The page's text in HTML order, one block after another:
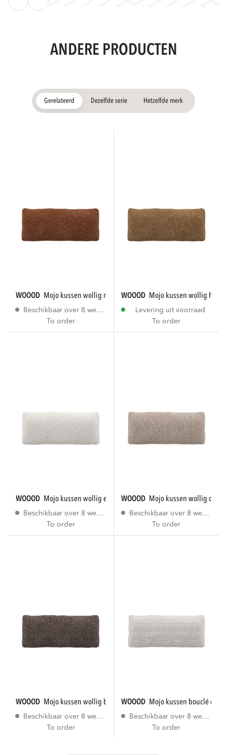
ANDERE PRODUCTEN
Gerelateerd Dezelfde serie Hetzelfde merk
WOOOD mojo kussen wollig roestbruin
Beschikbaar over 8 weken
To order
WOOOD mojo kussen wollig
Levering uit voorraad
To order
WOOOD mojo kussen wollig ecru
Beschikbaar over 8 weken
To order
WOOOD mojo kussen wollig
Beschikbaar over 8 weken
To order
WOOOD mojo kussen wollig bruin
Beschikbaar over 8 weken
To order
WOOOD mojo kussen bouclé
Beschikbaar over 8 weken
To order